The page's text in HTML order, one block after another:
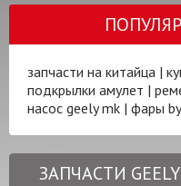
запчасти на китайца |
подкрылки амулет |
насос geely mk | фары
ЗАПЧАСТИ